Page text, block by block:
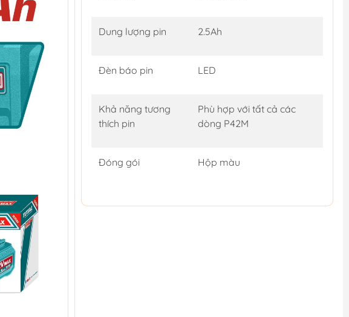
Dung lượng pin 2.5Ah
Đèn báo pin LED
Khả năng tương
thích pin
Phù hợp với tất cả các
dòng P42M
Đóng gói Hộp màu